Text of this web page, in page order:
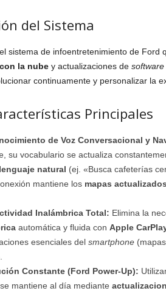
del Sistema
sistema de infoentretenimiento de Ford
la nubey actualizaciones de software
continuamente y personalizar la
Principales
de Voz Conversacional y
su vocabulario se actualiza
lenguaje natural (ej. «Busca cafeterías
mantiene los mapas
Inalámbrica Total: Elimina la
automática y fluida con Apple
esenciales del smartphone
Constante (Ford Power-Up):
mantiene al día mediante